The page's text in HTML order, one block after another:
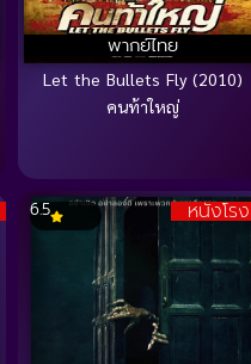
พากย์ไทย
Let the Bullets Fly (2010)
คนท้าใหญ่
หนังโรง
6.5